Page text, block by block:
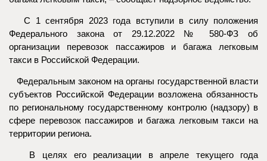
С 1 сентября 2023 года вступили в силу положения
Федерального закона от 29.12.2022 № 580-ФЗ об
организации перевозок пассажиров и багажа легковым
такси в Российской Федерации.
Федеральным законом на органы государственной власти
субъектов Российской Федерации возложена обязанность
по региональному государственному контролю (надзору) в
сфере перевозок пассажиров и багажа легковым такси на
территории региона.
В целях его реализации в апреле текущего года